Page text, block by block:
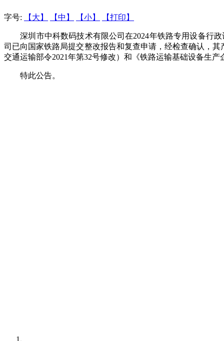
字号: 【大】 【中】 【小】 【打印】
深圳市中科数码技术有限公司在2024年铁路专用设备行
司已向国家铁路局提交整改报告和复查申请，经检查确认，
交通运输部令2021年第32号修改）和《铁路运输基础设备生
特此公告。